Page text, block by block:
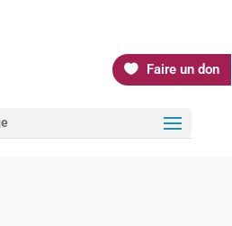
Faire un don